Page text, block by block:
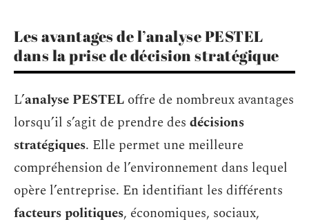
Les avantages de l’analyse PESTEL
dans la prise de décision stratégique
L’analyse PESTEL offre de nombreux avantages
lorsqu’il s’agit de prendre des décisions
stratégiques. Elle permet une meilleure
compréhension de l’environnement dans lequel
opère l’entreprise. En identifiant les différents
facteurs politiques, économiques, sociaux,